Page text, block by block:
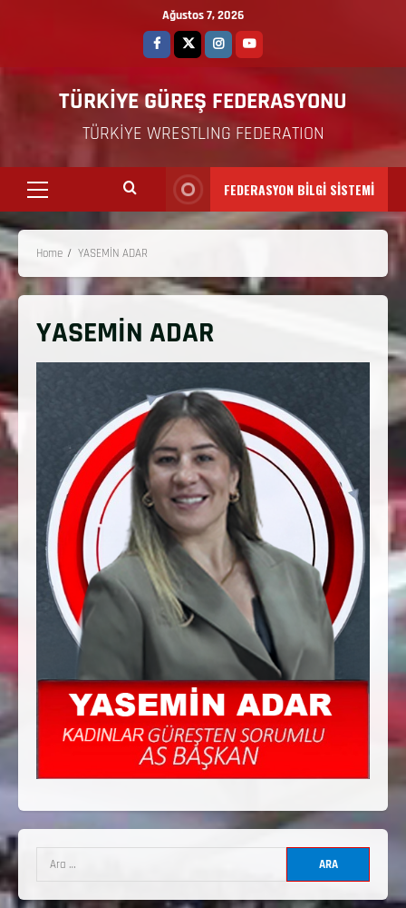
Ağustos 7, 2026
TÜRKİYE GÜREŞ FEDERASYONU
TÜRKİYE WRESTLING FEDERATION
FEDERASYON BİLGİ SİSTEMİ
Home YASEMİN ADAR
YASEMİN ADAR
3. KADEME GÜREŞ ANTRENÖRLÜĞÜ
HAKKINDA